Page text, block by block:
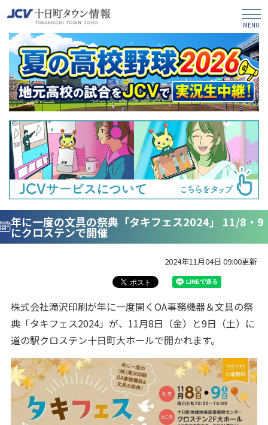
年に一度の文具の祭典「タキフェス2024」 11/8・9
にクロステンで開催
2024年11月04日 09:00更新
株式会社滝沢印刷が年に一度開くOA事務機器＆文具の祭
典「タキフェス2024」が、11月8日（金）と9日（土）に
道の駅クロステン十日町大ホールで開かれます。